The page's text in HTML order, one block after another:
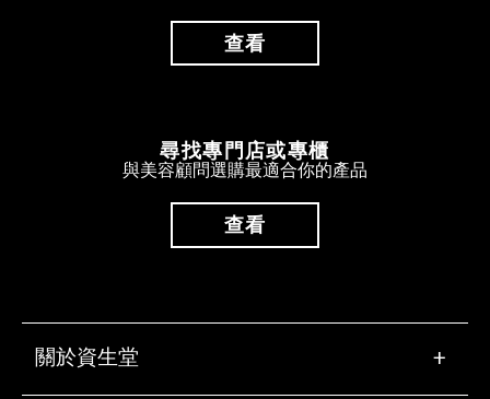
查看
尋找專門店或專櫃
與美容顧問選購最適合你的產品
查看
關於資生堂 +